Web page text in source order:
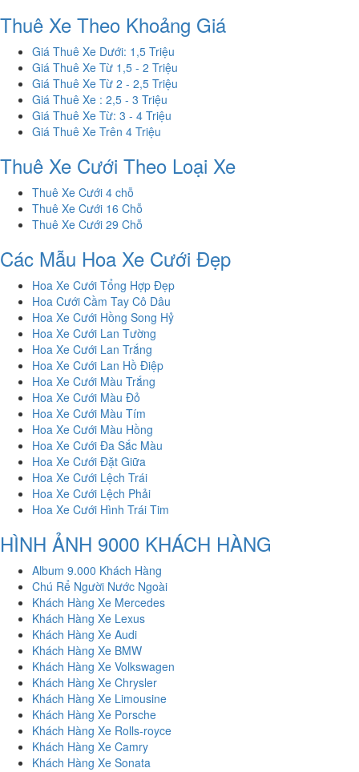
Thuê Xe Theo Khoảng Giá
Giá Thuê Xe Dưới: 1,5 Triệu
Giá Thuê Xe Từ 1,5 - 2 Triệu
Giá Thuê Xe Từ 2 - 2,5 Triệu
Giá Thuê Xe : 2,5 - 3 Triệu
Giá Thuê Xe Từ: 3 - 4 Triệu
Giá Thuê Xe Trên 4 Triệu
Thuê Xe Cưới Theo Loại Xe
Thuê Xe Cưới 4 chỗ
Thuê Xe Cưới 16 Chỗ
Thuê Xe Cưới 29 Chỗ
Các Mẫu Hoa Xe Cưới Đẹp
Hoa Xe Cưới Tổng Hợp Đẹp
Hoa Cưới Cầm Tay Cô Dâu
Hoa Xe Cưới Hồng Song Hỷ
Hoa Xe Cưới Lan Tường
Hoa Xe Cưới Lan Trắng
Hoa Xe Cưới Lan Hồ Điệp
Hoa Xe Cưới Màu Trắng
Hoa Xe Cưới Màu Đỏ
Hoa Xe Cưới Màu Tím
Hoa Xe Cưới Màu Hồng
Hoa Xe Cưới Đa Sắc Màu
Hoa Xe Cưới Đặt Giữa
Hoa Xe Cưới Lệch Trái
Hoa Xe Cưới Lệch Phải
Hoa Xe Cưới Hình Trái Tim
HÌNH ẢNH 9000 KHÁCH HÀNG
Album 9.000 Khách Hàng
Chú Rể Người Nước Ngoài
Khách Hàng Xe Mercedes
Khách Hàng Xe Lexus
Khách Hàng Xe Audi
Khách Hàng Xe BMW
Khách Hàng Xe Volkswagen
Khách Hàng Xe Chrysler
Khách Hàng Xe Limousine
Khách Hàng Xe Porsche
Khách Hàng Xe Rolls-royce
Khách Hàng Xe Camry
Khách Hàng Xe Sonata